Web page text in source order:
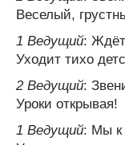
Веселый,
1 Ведущий: Ждёт
Уходит тихо
2 Ведущий:
Уроки открывая!
1 Ведущий: Мы к